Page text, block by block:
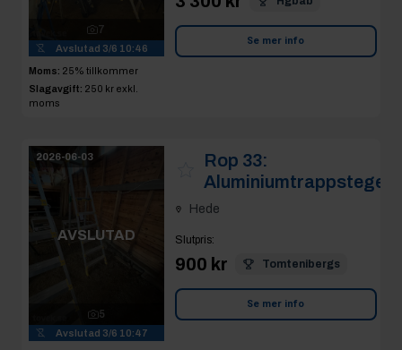
7
Avslutad 3/6 10:46
Moms: 25% tillkommer
Slagavgift: 250 kr exkl.
moms
Se mer info
2026-06-03
AVSLUTAD
5
Avslutad 3/6 10:47
Rop 33:
Aluminiumtrappstege
Hede
Slutpris:
900 kr Tomtenibergs
Se mer info